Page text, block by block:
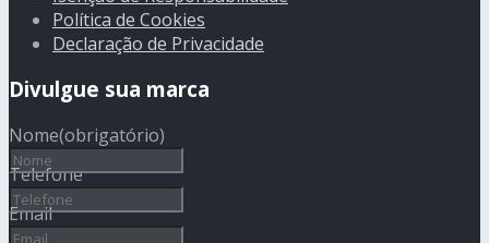
Política de Cookies
Declaração de Privacidade
Divulgue sua marca
Nome(obrigatório)
Telefone
Email